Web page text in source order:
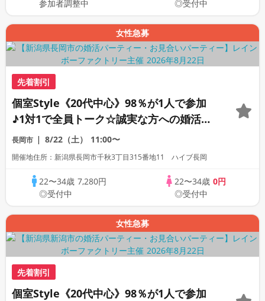
参加者調整中 ◎受付中
女性急募
先着割引
個室Style《20代中心》98％が1人で参加
♪1対1で全員トーク☆誠実な方への婚活パ
ーティー
長岡市 8/22（土） 11:00〜
開催地住所：新潟県長岡市千秋3丁目315番地11 ハイブ長岡
22〜34歳 7,280円
◎受付中
22〜34歳 0円
◎受付中
女性急募
先着割引
個室Style《20代中心》98％が1人で参加